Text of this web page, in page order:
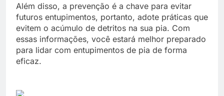
Além disso, a prevenção é a chave para evitar
futuros entupimentos, portanto, adote práticas que
evitem o acúmulo de detritos na sua pia. Com
essas informações, você estará melhor preparado
para lidar com entupimentos de pia de forma
eficaz.